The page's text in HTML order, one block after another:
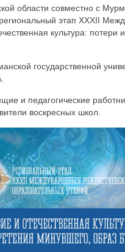
области совместно с
этап ХХХII
культура:
государственной
и педагогические
воскресных школ.